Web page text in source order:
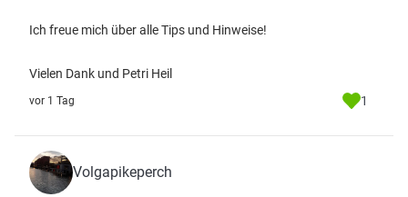
Ich freue mich über alle Tips und Hinweise!
Vielen Dank und Petri Heil
vor 1 Tag 1
Volgapikeperch